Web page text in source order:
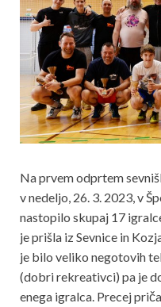
Na prvem odprtem
v nedeljo, 26. 3. 2023, v
nastopilo skupaj 17
je prišla iz Sevnice in
je bilo veliko negotovih
(dobri rekreativci) pa je
enega igralca. Precej